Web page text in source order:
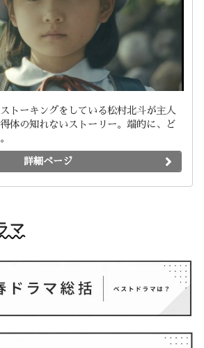
トーキングをしている松村北斗が主人
体の知れないストーリー。端的に、ど
詳細ページ
マ